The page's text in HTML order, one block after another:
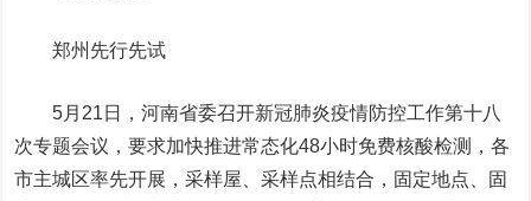
郑州先行先试
5月21日，河南省委召开新冠肺炎疫情防控工作第十八
次专题会议，要求加快推进常态化48小时免费核酸检测，各
市主城区率先开展，采样屋、采样点相结合，固定地点、固